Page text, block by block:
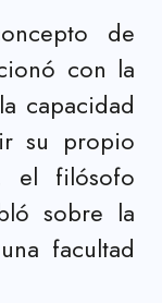
de
con la
capacidad
su propio
el filósofo
sobre la
facultad